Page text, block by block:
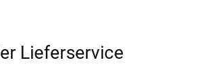
Lieferservice